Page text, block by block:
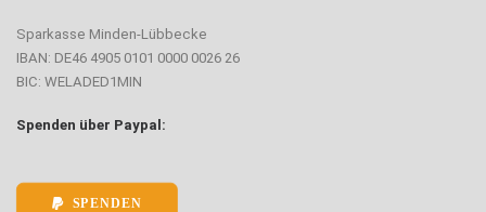
Sparkasse Minden-Lübbecke
IBAN: DE46 4905 0101 0000 0026 26
BIC: WELADED1MIN
Spenden über Paypal:
SPENDEN